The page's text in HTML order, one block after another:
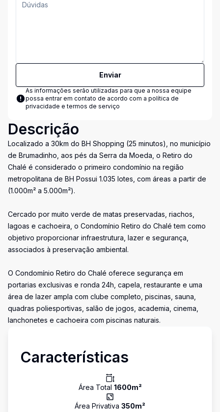
Enviar
As informações serão utilizadas para que a nossa equipe
possa entrar em contato de acordo com a política de
privacidade e termos de serviço
Descrição
Localizado a 30km do BH Shopping (25 minutos), no município
de Brumadinho, aos pés da Serra da Moeda, o Retiro do
Chalé é considerado o primeiro condomínio na região
metropolitana de BH Possui 1.035 lotes, com áreas a partir de
(1.000m² a 5.000m²).
Cercado por muito verde de matas preservadas, riachos,
lagoas e cachoeira, o Condomínio Retiro do Chalé tem como
objetivo proporcionar infraestrutura, lazer e segurança,
associados à preservação ambiental.
O Condomínio Retiro do Chalé oferece segurança em
portarias exclusivas e ronda 24h, capela, restaurante e uma
área de lazer ampla com clube completo, piscinas, sauna,
quadras poliesportivas, salão de jogos, academia, cinema,
lanchonetes e cachoeira com piscinas naturais.
Características
Área Total 1600m²
Área Privativa 350m²